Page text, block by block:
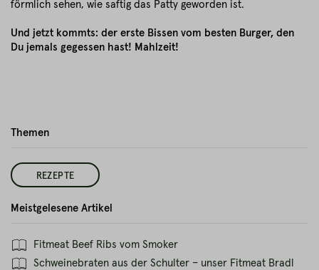
Themen
REZEPTE
Meistgelesene Artikel
Fitmeat Beef Ribs vom Smoker
Schweinebraten aus der Schulter – unser Fitmeat Bradl
förmlich sehen, wie saftig das Patty geworden ist.
Und jetzt kommts: der erste Bissen vom besten Burger, den
Du jemals gegessen hast! Mahlzeit!